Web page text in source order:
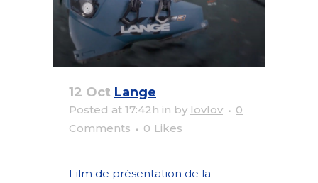
12 Oct Lange
Posted at 17:42h in by lovlov
0
Comments
0 Likes
Film de présentation de la